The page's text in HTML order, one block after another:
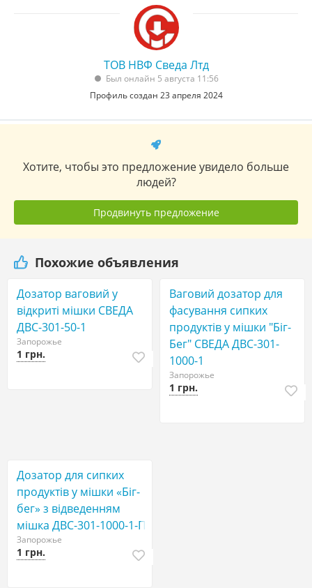
ТОВ НВФ Сведа Лтд
Был онлайн 5 августа 11:56
Профиль создан 23 апреля 2024
Хотите, чтобы это предложение увидело больше
людей?
Продвинуть предложение
Похожие объявления
Дозатор ваговий у
відкриті мішки СВЕДА
ДВС-301-50-1
Запорожье
1 грн.
Ваговий дозатор для
фасування сипких
продуктів у мішки "Біг-
Бег" СВЕДА ДВС-301-
1000-1
Запорожье
1 грн.
Дозатор для сипких
продуктів у мішки «Біг-
бег» з відведенням
мішка ДВС-301-1000-1-П
Запорожье
1 грн.